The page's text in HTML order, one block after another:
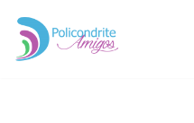
Pular